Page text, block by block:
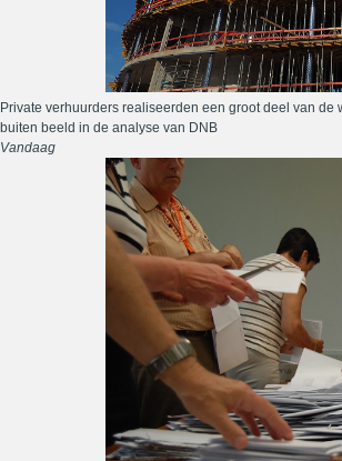
Private verhuurders realiseerden een groot deel van de
buiten beeld in de analyse van DNB
Vandaag